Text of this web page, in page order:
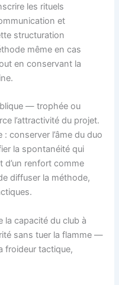
les rituels
et
structuration
même en cas
en conservant la
— trophée ou
l’attractivité du projet.
: conserver l’âme du duo
la spontanéité qui
d’un renfort comme
diffuser la méthode,
la capacité du club à
sans tuer la flamme —
froideur tactique,